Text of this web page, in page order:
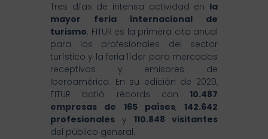
Tres días de intensa actividad en la
mayor feria internacional de
turismo. FITUR es la primera cita anual
para los profesionales del sector
turístico y la feria líder para mercados
receptivos y emisores de
Iberoamérica. En su edición de 2020,
FITUR batió récords con 10.487
empresas de 165 países, 142.642
profesionales y 110.848 visitantes
del público general.